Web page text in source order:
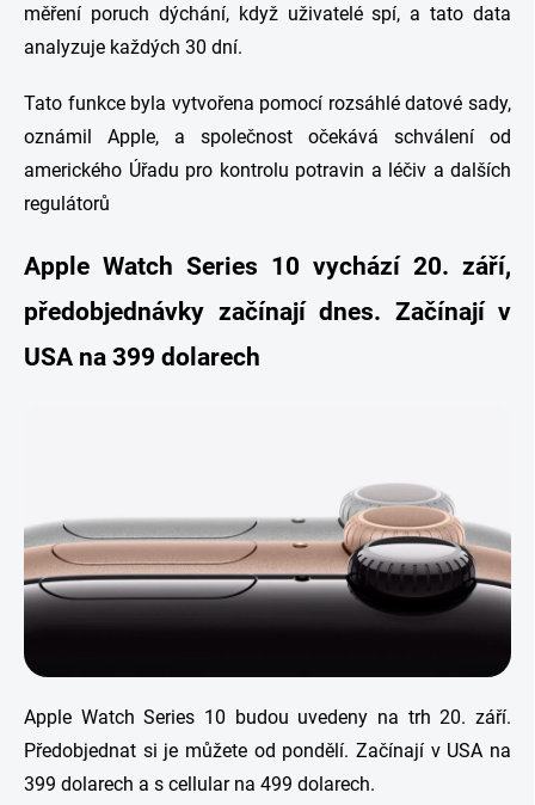
měření poruch dýchání, když uživatelé spí, a tato data
analyzuje každých 30 dní.
Tato funkce byla vytvořena pomocí rozsáhlé datové sady,
oznámil Apple, a společnost očekává schválení od
amerického Úřadu pro kontrolu potravin a léčiv a dalších
regulátorů
Apple Watch Series 10 vychází 20. září,
předobjednávky začínají dnes. Začínají v
USA na 399 dolarech
Apple Watch Series 10 budou uvedeny na trh 20. září.
Předobjednat si je můžete od pondělí. Začínají v USA na
399 dolarech a s cellular na 499 dolarech.